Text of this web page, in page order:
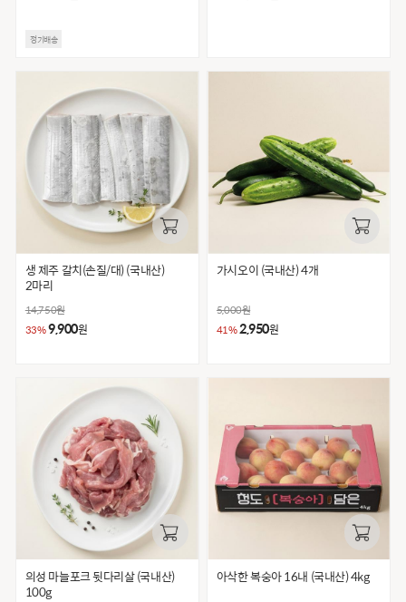
정기배송
생 제주 갈치(손질/대) (국내산)
2마리
14,750원
33%9,900원
가시오이 (국내산) 4개
5,000원
41%2,950원
의성 마늘포크 뒷다리살 (국내산)
100g
아삭한 복숭아 16내 (국내산) 4kg